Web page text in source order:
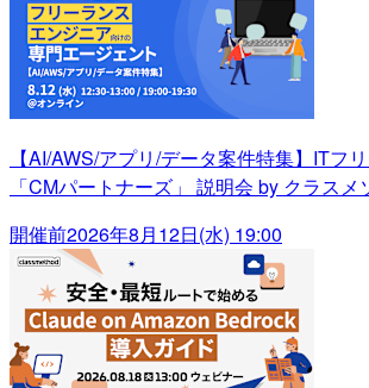
【AI/AWS/アプリ/データ案件特集】ITフ
「CMパートナーズ」 説明会 by クラスメ
開催前2026年8月12日(水) 19:00